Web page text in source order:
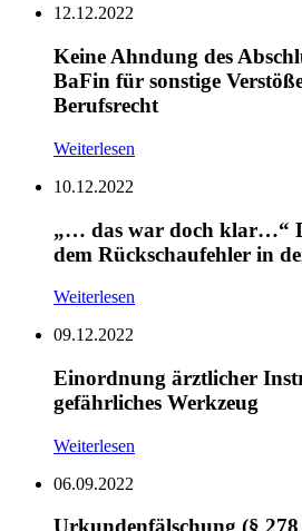
12.12.2022
Keine Ahndung des
BaFin für sonstige
Berufsrecht
Weiterlesen
10.12.2022
„… das war doch klar…“
dem Rückschaufehler in
Weiterlesen
09.12.2022
Einordnung ärztlicher
gefährliches Werkzeug
Weiterlesen
06.09.2022